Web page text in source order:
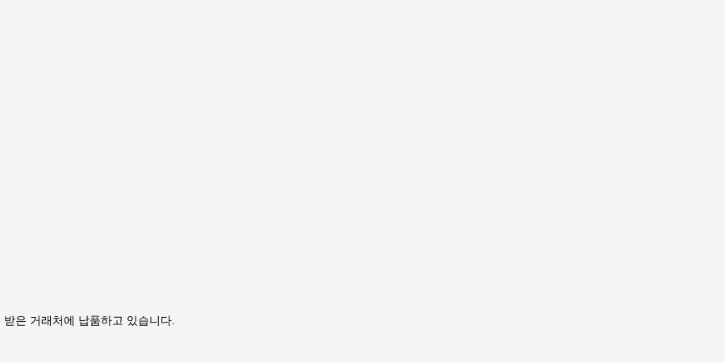
은 거래처에 납품하고 있습니다.